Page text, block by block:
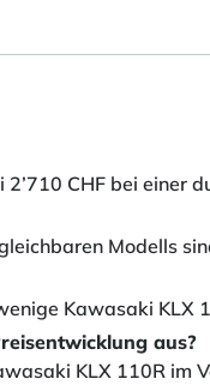
CHF bei einer
Modells
Kawasaki
aus?
KLX 110R im